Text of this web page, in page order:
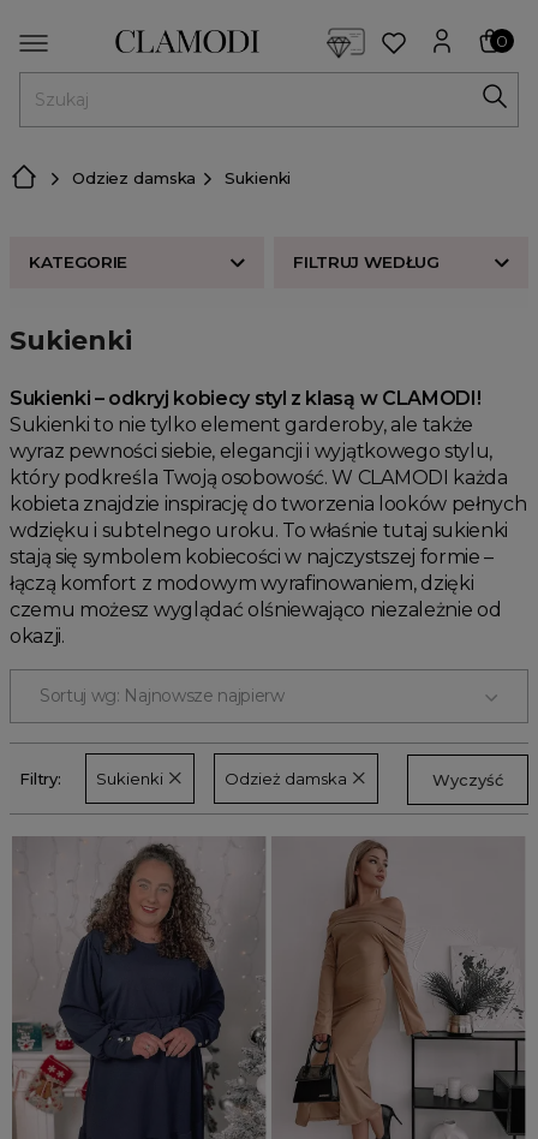
0
Odziez damska Sukienki
KATEGORIE FILTRUJ WEDŁUG
Nowości w butiku Clamodi
Odzież damska
Buty damskie
Akcesoria
Premium
Strefa beauty
Promocja
Wyprzedaż
Summer sale
Bon podarunkowy
BACK TO SCHOOL
PREZENTY
ŚWIĘTA
PARTY
Wielka wyprzedaż
Najnowsze produkty
Polecane produkty
Spring sale
SUMMER
Złote produkty
Wiosenne Uroczystości
Letnie Uroczystości
Jesienne Uroczystości
KATEGORIE
KOLOR
CENA
ODZIEŻ
BUTY
TOREBKI
OKULARY
BIŻUTERIA
MORE FILTERS
Sukienki
Sukienki – odkryj kobiecy styl z klasą w CLAMODI!
Sukienki to nie tylko element garderoby, ale także
wyraz pewności siebie, elegancji i wyjątkowego stylu,
który podkreśla Twoją osobowość. W CLAMODI każda
kobieta znajdzie inspirację do tworzenia looków pełnych
wdzięku i subtelnego uroku. To właśnie tutaj sukienki
stają się symbolem kobiecości w najczystszej formie –
łączą komfort z modowym wyrafinowaniem, dzięki
czemu możesz wyglądać olśniewająco niezależnie od
okazji.
Sortuj wg: Najnowsze najpierw
Filtry: Wyczyść
Sukienki Odzież damska